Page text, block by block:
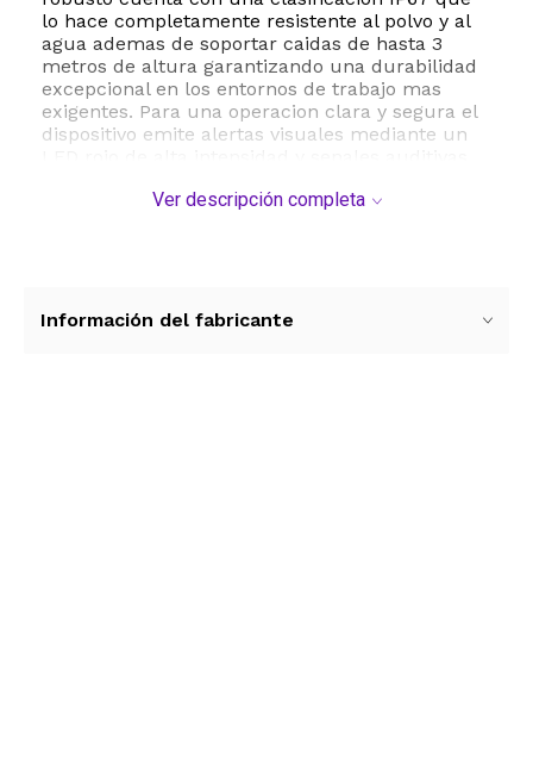
lo hace completamente resistente al polvo y al
agua ademas de soportar caidas de hasta 3
metros de altura garantizando una durabilidad
excepcional en los entornos de trabajo mas
exigentes. Para una operacion clara y segura el
dispositivo emite alertas visuales mediante un
incorpora un indicador de bateria baja y un clip
proteccion y detectar fallas de conexion a tierra
Ver descripción completa
Información del fabricante